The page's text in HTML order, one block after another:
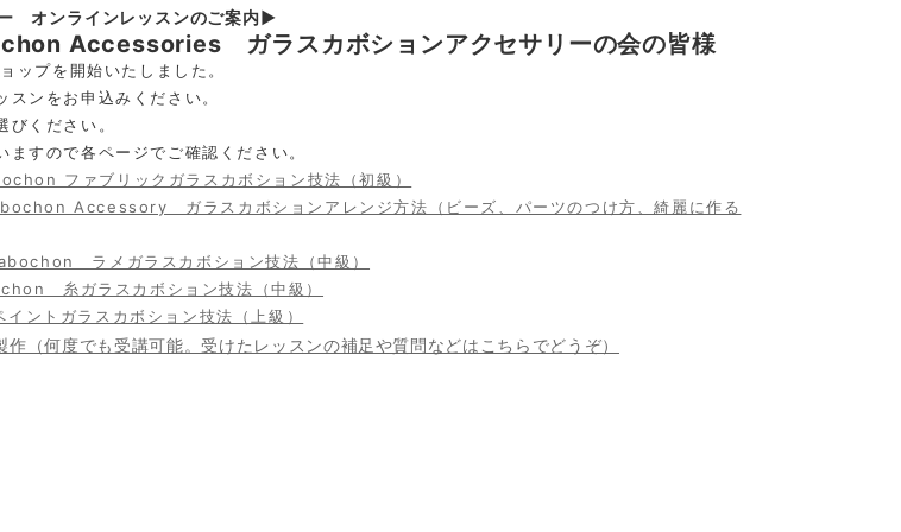
オンラインレッスンのご案内▶
Accessories ガラスカボションアクセサリーの会の皆様
ップを開始いたしました。
ンをお申込みください。
びください。
すので各ページでご確認ください。
ファブリックガラスカボション技法（初級）
Accessory ガラスカボションアレンジ方法（ビーズ、パーツのつけ方、綺麗に作る
ラメガラスカボション技法（中級）
糸ガラスカボション技法（中級）
トガラスカボション技法（上級）
（何度でも受講可能。受けたレッスンの補足や質問などはこちらでどうぞ）